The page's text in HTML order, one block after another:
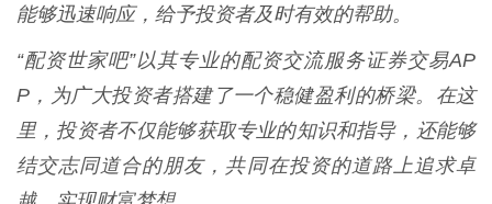
能够迅速响应，给予投资者及时有效的帮助。
“配资世家吧”以其专业的配资交流服务证券交易AP
P，为广大投资者搭建了一个稳健盈利的桥梁。在这
里，投资者不仅能够获取专业的知识和指导，还能够
结交志同道合的朋友，共同在投资的道路上追求卓